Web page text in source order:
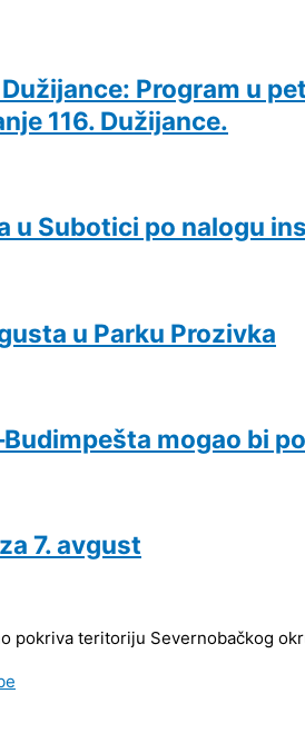
Program u
116. Dužijance.
u Subotici po nalogu
u Parku Prozivka
mogao bi
7. avgust
pokriva teritoriju Severnobačkog